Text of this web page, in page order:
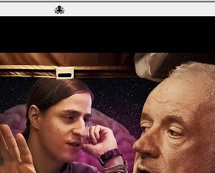
🐙